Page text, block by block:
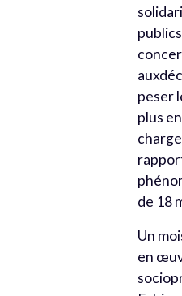
peser
plus
de 18
Un
en